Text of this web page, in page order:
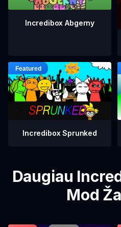
Incredibox Abgerny
Incredibox Sprunked
Daugiau
Mod